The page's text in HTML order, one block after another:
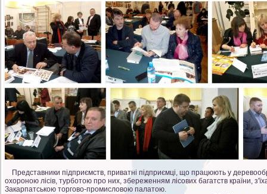
Представники підприємств, приватні підприємці, що працюють у
охороною лісів, турботою про них, збереженням лісових багатств країни,
Закарпатською торгово-промисловою палатою.